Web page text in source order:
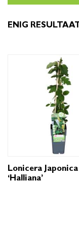
ENIG RESULTAAT
Lonicera Japonica
‘Halliana’